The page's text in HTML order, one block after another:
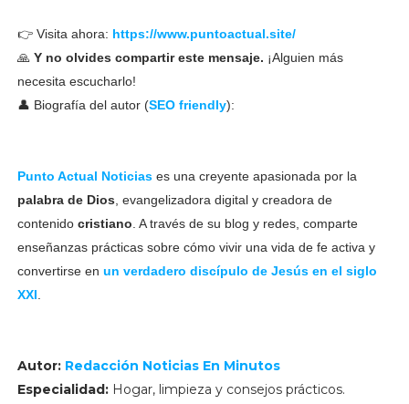
👉 Visita ahora: https://www.puntoactual.site/
🙏 Y no olvides compartir este mensaje. ¡Alguien más
necesita escucharlo!
👤 Biografía del autor (SEO friendly):
Punto Actual Noticias es una creyente apasionada por la
palabra de Dios , evangelizadora digital y creadora de
contenido cristiano . A través de su blog y redes, comparte
enseñanzas prácticas sobre cómo vivir una vida de fe activa y
convertirse en un verdadero discípulo de Jesús en el siglo
XXI
Autor: Redacción Noticias En Minutos
Especialidad:Hogar, limpieza y consejos prácticos.